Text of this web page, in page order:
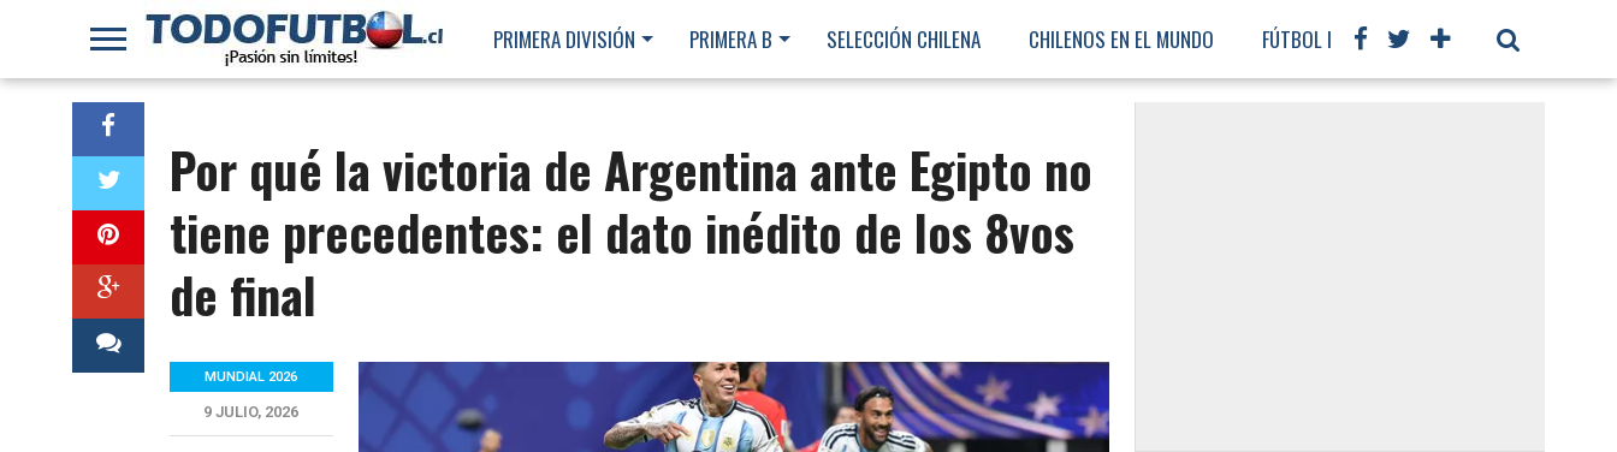
PRIMERA DIVISIÓN PRIMERA B SELECCIÓN CHILENA CHILENOS EN EL MUNDO FÚTBOL INTERNACIONAL
Por qué la victoria de Argentina ante Egipto no
tiene precedentes: el dato inédito de los 8vos
de final
MUNDIAL 2026
9 JULIO, 2026